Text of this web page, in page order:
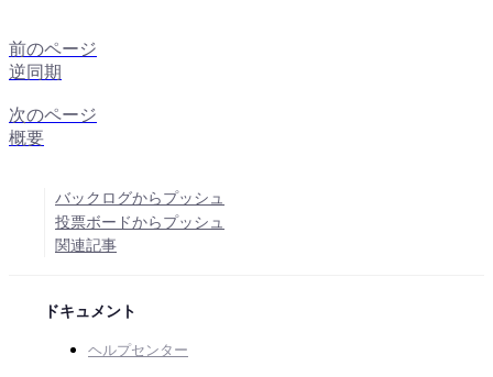
前のページ
逆同期
次のページ
概要
バックログからプッシュ
投票ボードからプッシュ
関連記事
ドキュメント
ヘルプセンター